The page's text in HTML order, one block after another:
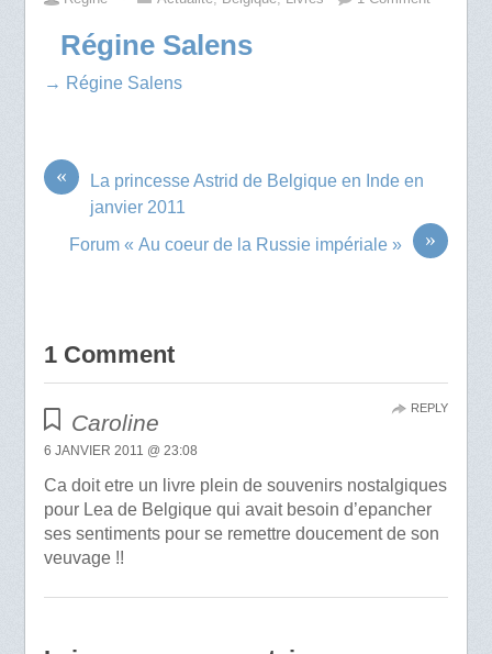
Régine Salens
→ Régine Salens
«
La princesse Astrid de Belgique en Inde en
janvier 2011
»
Forum « Au coeur de la Russie impériale »
1 Comment
Caroline
6 JANVIER 2011 @ 23:08
Ca doit etre un livre plein de souvenirs nostalgiques
pour Lea de Belgique qui avait besoin d’epancher
ses sentiments pour se remettre doucement de son
veuvage !!
REPLY